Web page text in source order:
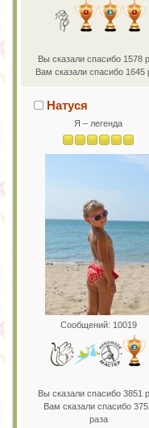
Вы сказали спасибо 1578
Вам сказали спасибо 1645
Натуся
Я – легенда
Сообщений: 10019
Вы сказали спасибо 3851
Вам сказали спасибо
раза